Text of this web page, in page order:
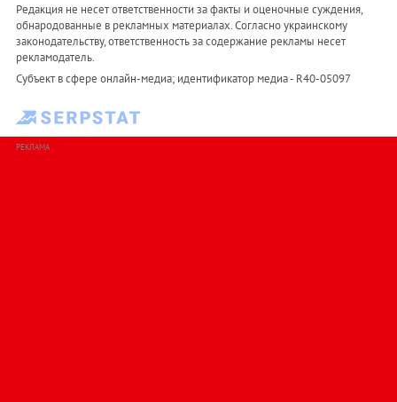
Редакция не несет ответственности за факты и оценочные суждения,
обнародованные в рекламных материалах. Согласно украинскому
законодательству, ответственность за содержание рекламы несет
рекламодатель.
Субъект в сфере онлайн-медиа; идентификатор медиа - R40-05097
РЕКЛАМА